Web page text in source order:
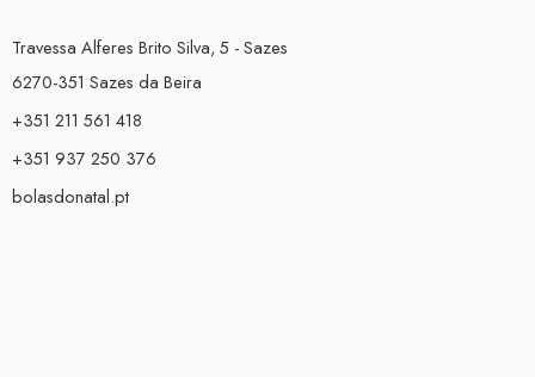
Travessa Alferes Brito Silva, 5 - Sazes
6270-351 Sazes da Beira
+351 211 561 418
+351 937 250 376
bolasdonatal.pt